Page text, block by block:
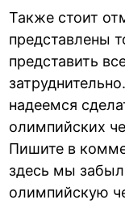
Также стоит
представлены
представить
надеемся
олимпийских
Пишите в
здесь мы
олимпийскую